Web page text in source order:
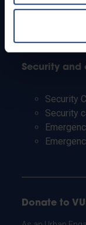
Working
Security and
Security
Security
Donate to